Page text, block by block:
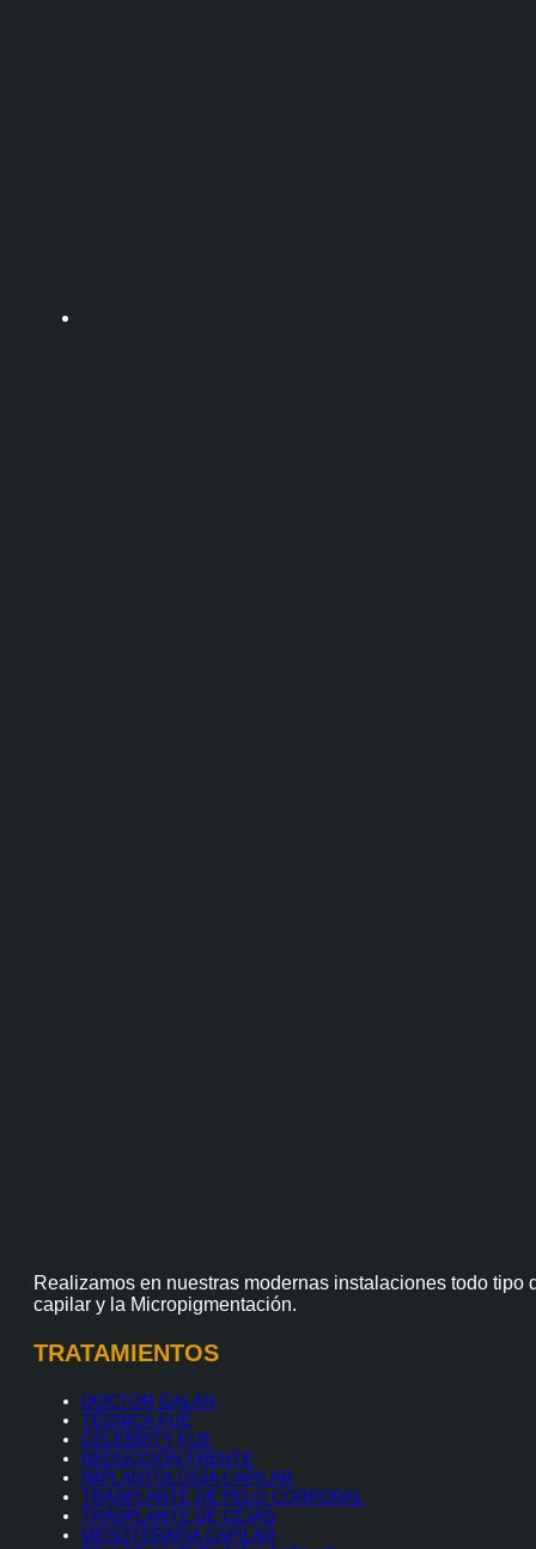
Realizamos en nuestras modernas instalaciones todo
capilar y la Micropigmentación.
TRATAMIENTOS
DOCTOR GALÁN
TÉCNICA FUE
CELEBRITY FUE
REDUCCIÓN FRENTE
IMPLANTOLOGÍA CAPILAR
TRASPLANTE DE PELO CORPORAL
TRASPLANTE DE CEJAS
MESOTERAPIA CAPILAR